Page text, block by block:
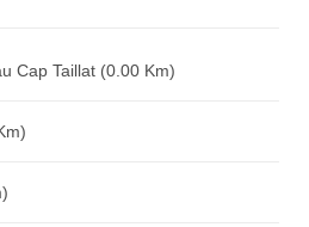
Cap Taillat (0.00 Km)